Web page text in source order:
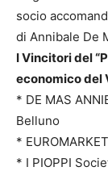
socio
di Annibale De
I Vincitori del
economico del
* DE MAS
Belluno
*
* I PIOPPI